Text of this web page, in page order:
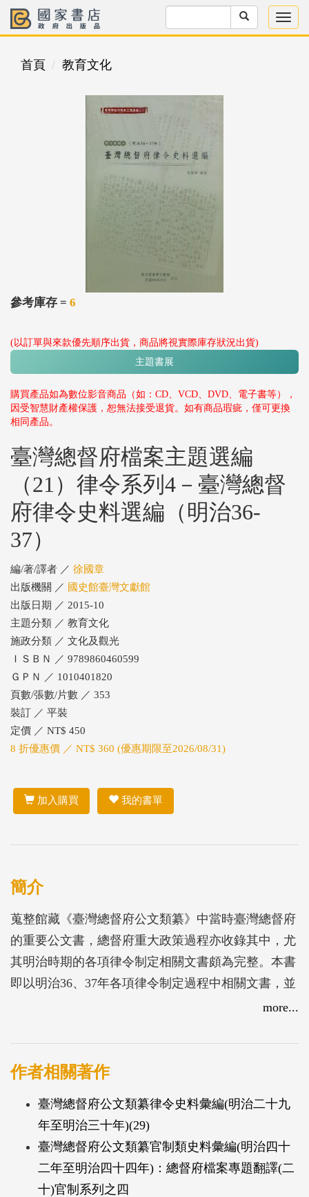
首頁 教育文化
參考庫存 = 6
(以訂單與來款優先順序出貨，商品將視實際庫存狀況出貨)
主題書展
購買產品如為數位影音商品（如：CD、VCD、DVD、電子書等），
因受智慧財產權保護，恕無法接受退貨。如有商品瑕疵，僅可更換
相同產品。
臺灣總督府檔案主題選編
（21）律令系列4－臺灣總督
府律令史料選編（明治36-
37）
編/著/譯者 ／ 徐國章
出版機關 ／ 國史館臺灣文獻館
出版日期 ／ 2015-10
主題分類 ／ 教育文化
施政分類 ／ 文化及觀光
ＩＳＢＮ ／ 9789860460599
ＧＰＮ ／ 1010401820
頁數/張數/片數 ／ 353
裝訂 ／ 平裝
定價 ／ NT$ 450
8 折優惠價 ／ NT$ 360 (優惠期限至2026/08/31)
加入購買 我的書單
簡介
蒐整館藏《臺灣總督府公文類纂》中當時臺灣總督府
的重要公文書，總督府重大政策過程亦收錄其中，尤
其明治時期的各項律令制定相關文書頗為完整。本書
即以明治36、37年各項律令制定過程中相關文書，並
輔以日本國立公文書館「亞洲歷史資料中心」網路上
等史料，以圖文兼具方式撰述而成，深具參考價值。
more...
作者相關著作
臺灣總督府公文類纂律令史料彙編(明治二十九
年至明治三十年)(29)
臺灣總督府公文類纂官制類史料彙編(明治四十
二年至明治四十四年)：總督府檔案專題翻譯(二
十)官制系列之四